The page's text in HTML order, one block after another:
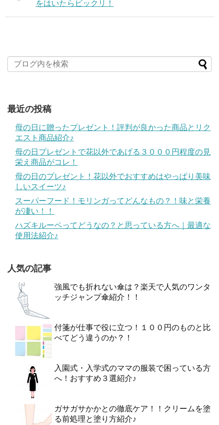
をはいたらビックリ！
最近の投稿
母の日に贈ったプレゼント！評判が良かった商品とリク
エスト商品紹介♪
母の日プレゼントで花以外であげる３０００円程度の見
栄え商品がコレ！
母の日のプレゼント！花以外でおすすめはやっぱり美味
しいスイーツ♪
スーパーフード！モリンガってどんなもの？！味と栄養
が凄い！！
ハズキルーペってどうなの？と思っている方へ｜最適な
使用法紹介♪
人気の記事
強風でも折れない傘は？楽天で人気のワンタ
ッチジャンプ傘紹介！！
付箋が仕事で役に立つ！１００円のものと比
べてどう違うのか？！
入園式・入学式のママの服装で困っている方
へ！おすすめ３選紹介♪
ガサガサかかとの徹底ケア！！クリームを塗
る前処理と塗り方紹介♪